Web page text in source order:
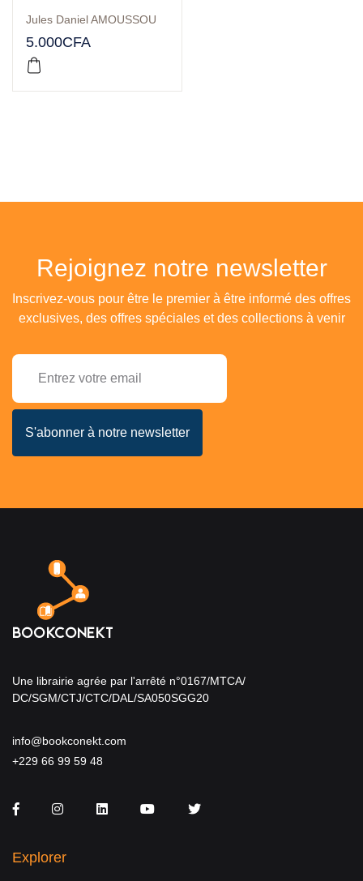
Jules Daniel AMOUSSOU
5.000CFA
Rejoignez notre newsletter
Inscrivez-vous pour être le premier à être informé des offres
exclusives, des offres spéciales et des collections à venir
Une librairie agrée par l'arrêté n°0167/MTCA/
DC/SGM/CTJ/CTC/DAL/SA050SGG20
info@bookconekt.com
+229 66 99 59 48
FacebookInstagramLinkedInYou TubeTwitter
Explorer